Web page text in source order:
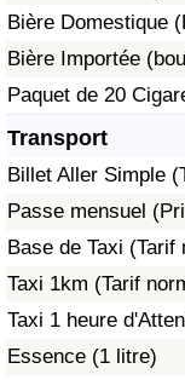
Bière Domestique
Bière Importée
Paquet de 20
Transport
Billet Aller Simple
Passe mensuel
Base de Taxi (Tarif
Taxi 1km (Tarif
Taxi 1 heure
Essence (1 litre)
Indice de Trafic
Indice de Trafic